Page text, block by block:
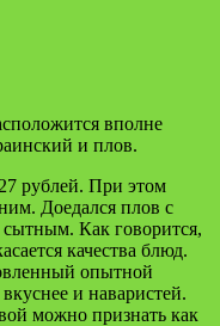
вполне
и плов.
рублей. При этом
Доедался плов с
Как говорится,
качества блюд.
опытной
и наваристей.
можно признать как